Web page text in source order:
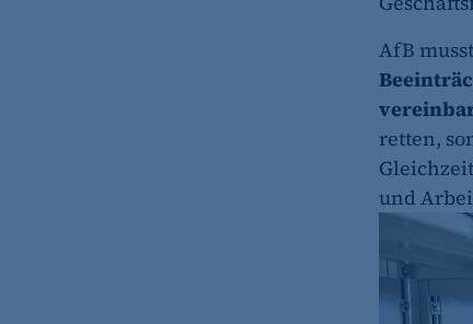
etracker Analytics
Cookie Laufzeit:
AfB
retten,
und